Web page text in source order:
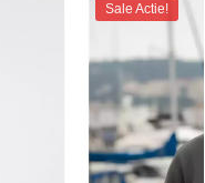
Sale Actie!